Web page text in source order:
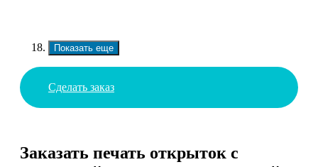
Показать еще
Сделать заказ
Заказать печать открыток с